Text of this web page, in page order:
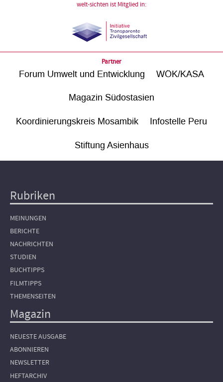
welt-sichten ist Mitglied in:
Partner
Forum Umwelt und Entwicklung WÖK/KASA
Magazin Südostasien
Koordinierungskreis Mosambik Infostelle Peru
Stiftung Asienhaus
Hauptnavigation
Rubriken
MEINUNGEN
BERICHTE
NACHRICHTEN
STUDIEN
BUCHTIPPS
FILMTIPPS
THEMENSEITEN
Magazin
NEUESTE AUSGABE
ABONNIEREN
NEWSLETTER
HEFTARCHIV